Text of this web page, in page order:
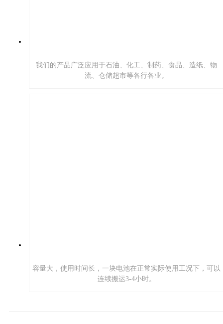
我们的产品广泛应用于石油、化工、制药、食品、造纸、物
流、仓储超市等各行各业。
容量大，使用时间长，一块电池在正常实际使用工况下，可以
连续搬运3-4小时。